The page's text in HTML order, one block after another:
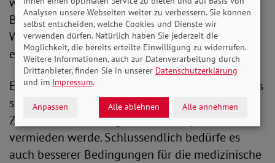
Beitragsjahren, um einen Freibetrag beim
Wohngeld oder in der Grundsicherung zu
erlangen, müsse ersatzlos gestrichen werden.
Eine neue Bundesregierung solle darüber hinaus
sofort dafür sorgen, dass eine
Zweifachbesteuerung der Renten systematisch
vermieden werde. Schlussendlich bedürfe es
auch besserer Bedingungen für die medizinische
Analysen unsere Webseiten weiter zu verbessern. Sie können
selbst entscheiden, welche Cookies und Dienste wir
verwenden dürfen. Natürlich haben Sie jederzeit die
Möglichkeit, die bereits erteilte Einwilligung zu widerrufen.
Weitere Informationen, auch zur Datenverarbeitung durch
Drittanbieter, finden Sie in unserer Datenschutzerklärung
und im Impressum.
Anpassen Alle ablehnen Alle annehmen